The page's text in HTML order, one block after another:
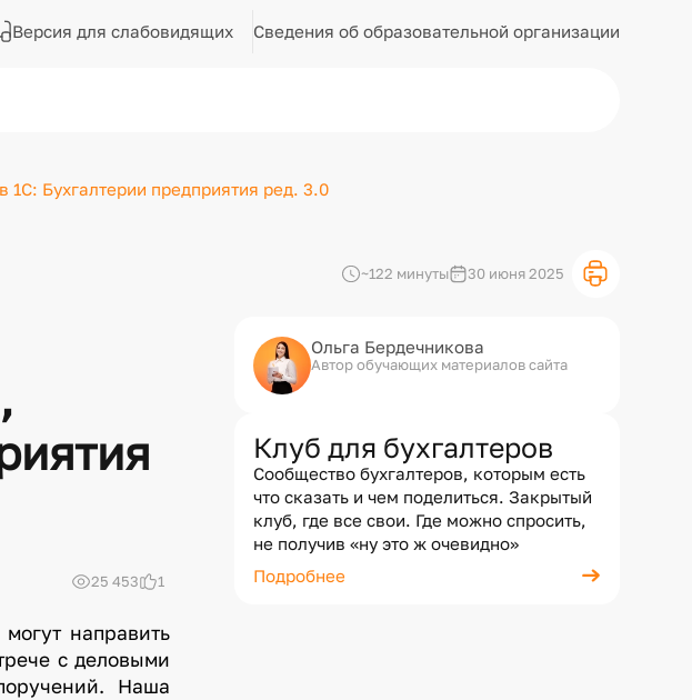
Версия для слабовидящих Сведения об образовательной организации
Бухгалтерии предприятия ред. 3.0
~122 минуты 30 июня 2025
25 453 1
направить
с деловыми
Наша
Ольга Бердечникова
Автор обучающих материалов сайта
Клуб для бухгалтеров
Сообщество бухгалтеров, которым есть
что сказать и чем поделиться. Закрытый
клуб, где все свои. Где можно спросить,
не получив «ну это ж очевидно»
Подробнее